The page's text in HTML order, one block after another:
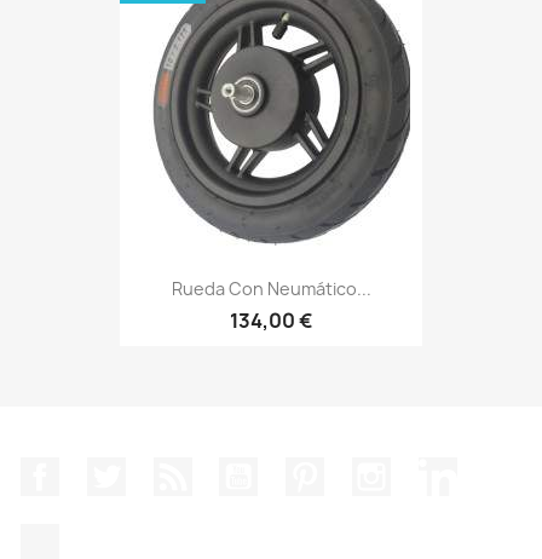
Rueda Con Neumático...
134,00 €